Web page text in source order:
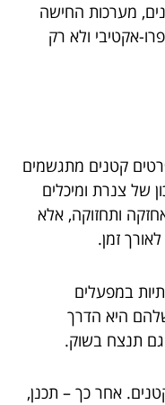
מערכות החישה
אקטיבי ולא רק
קטנים מתגשמים
של צנרת ומיכלים
ותחזוקה, אלא
זמן.
במפעלים
היא הדרך
תנצח בשוק.
אחר כך – תכנן,